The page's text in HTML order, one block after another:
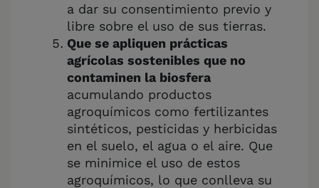
a dar su consentimiento previo y
libre sobre el uso de sus tierras.
Que se apliquen prácticas
agrícolas sostenibles que no
contaminen la biosfera
acumulando productos
agroquímicos como fertilizantes
sintéticos, pesticidas y herbicidas
en el suelo, el agua o el aire. Que
se minimice el uso de estos
agroquímicos, lo que conlleva su